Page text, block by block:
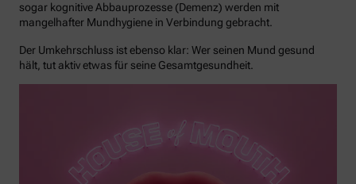
sogar kognitive Abbauprozesse (Demenz) werden mit
mangelhafter Mundhygiene in Verbindung gebracht.
Der Umkehrschluss ist ebenso klar: Wer seinen Mund gesund
hält, tut aktiv etwas für seine Gesamtgesundheit.